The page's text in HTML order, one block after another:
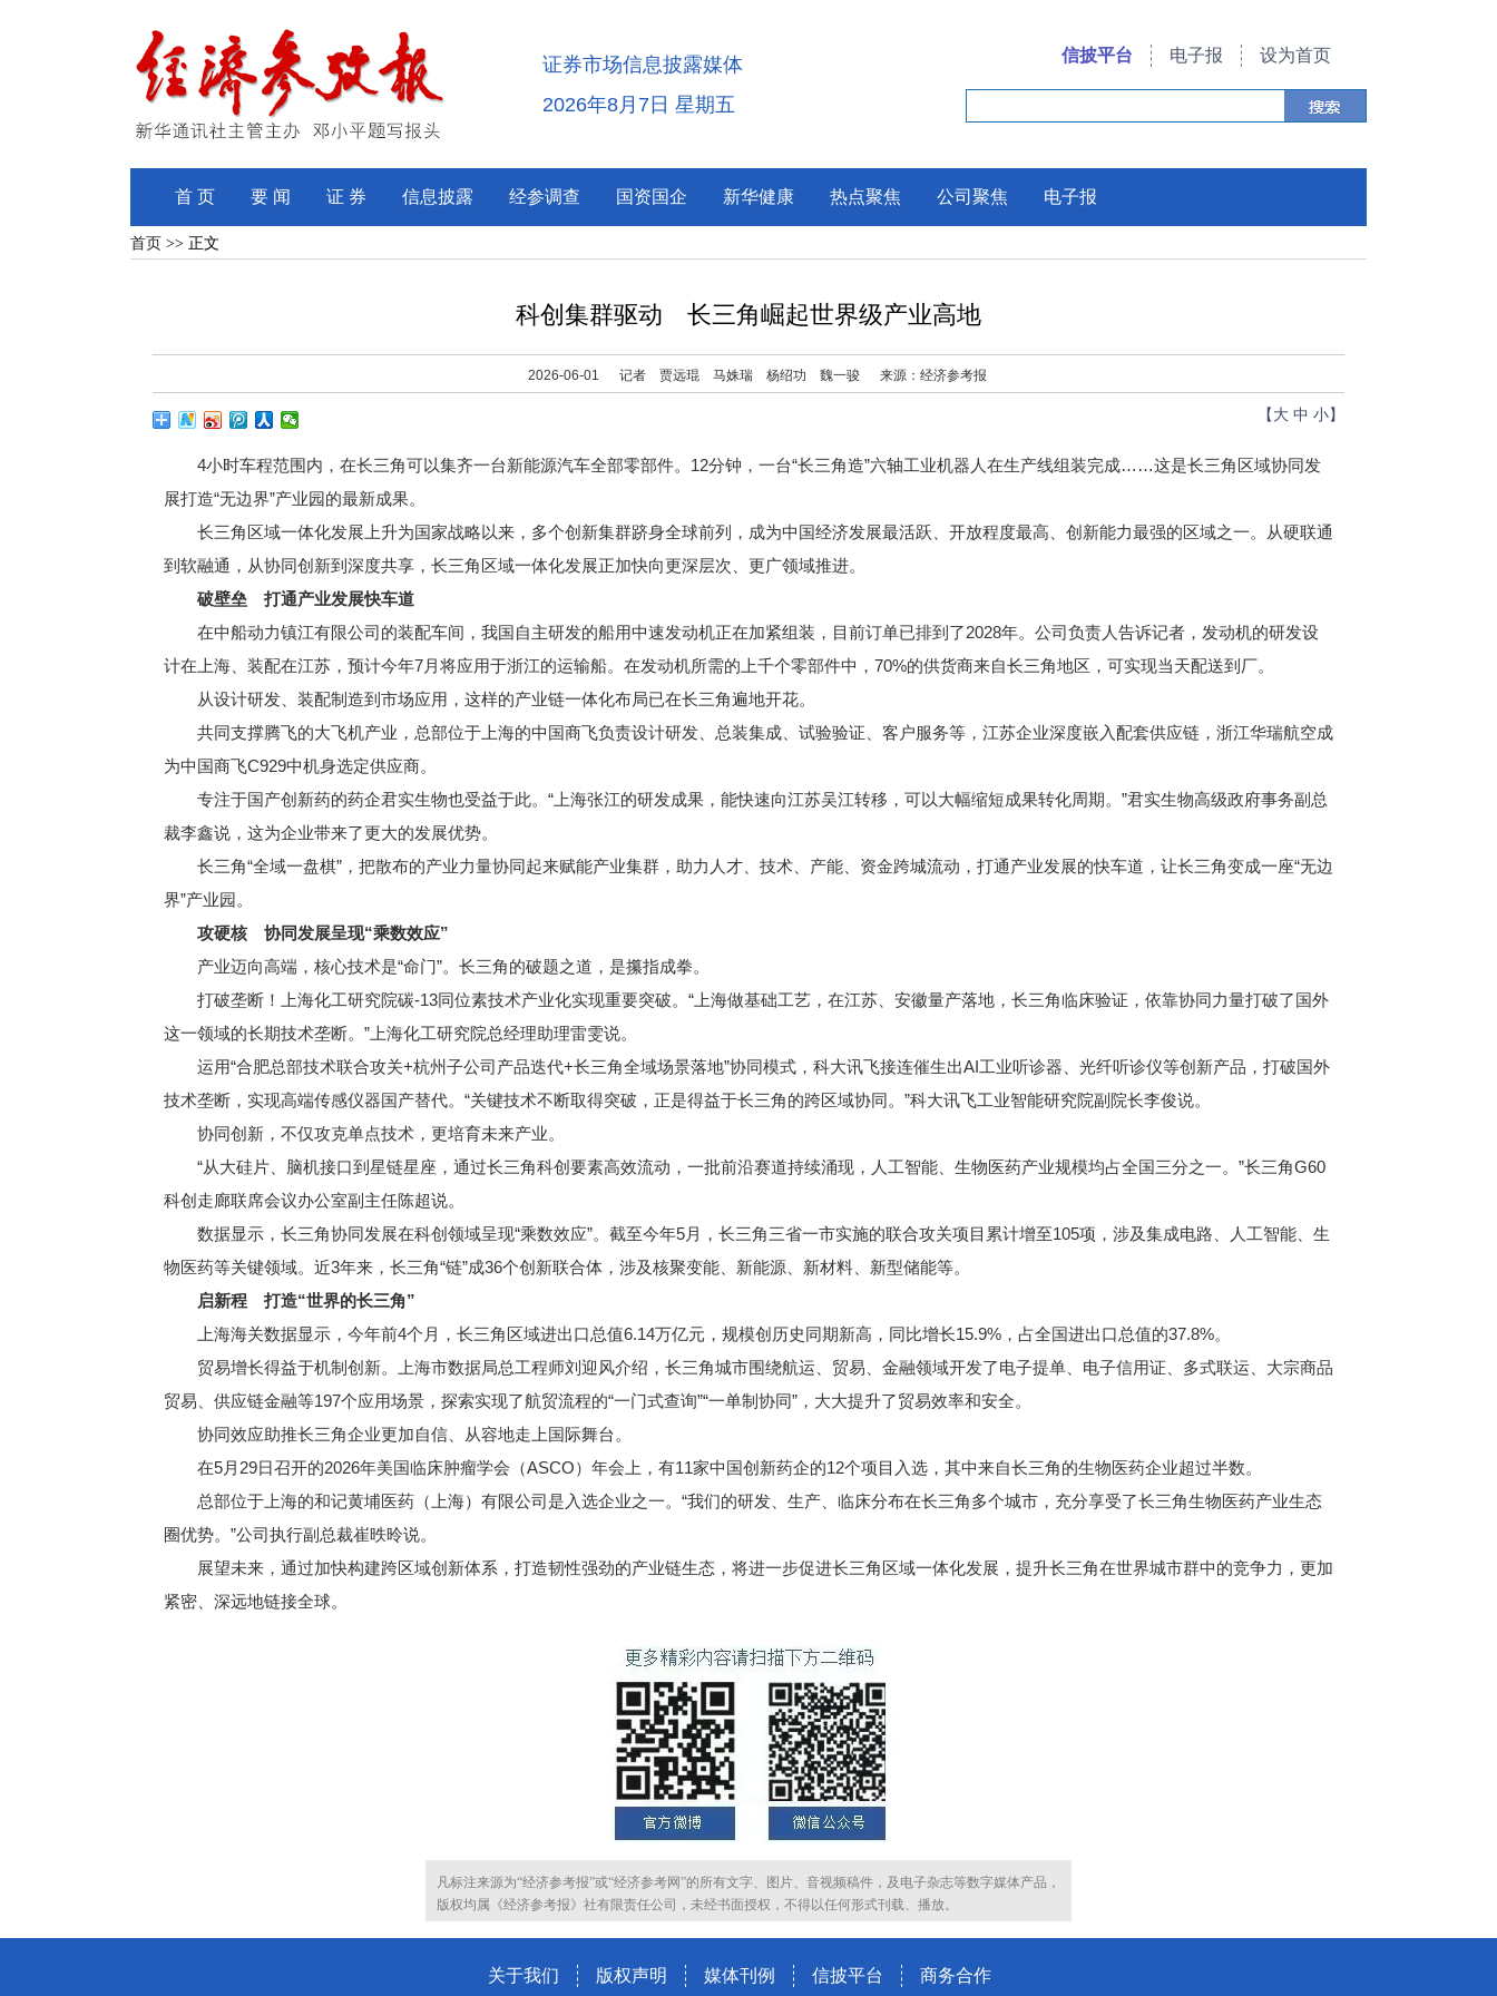
证券市场信息披露媒体
2026年8月7日 星期五
信披平台 电子报 设为首页
首 页 要 闻 证 券 信息披露 经参调查 国资国企 新华健康 热点聚焦 公司聚焦 电子报
首页 >> 正文
科创集群驱动 长三角崛起世界级产业高地
2026-06-01 记者 贾远琨 马姝瑞 杨绍功 魏一骏 来源：经济参考报
【 大 中 小】
4小时车程范围内，在长三角可以集齐一台新能源汽车全部零部件。12分钟，一台“长三角造”六轴工业机器人在生产线组装完成……这是长三角区域协同发
展打造“无边界”产业园的最新成果。
长三角区域一体化发展上升为国家战略以来，多个创新集群跻身全球前列，成为中国经济发展最活跃、开放程度最高、创新能力最强的区域之一。从硬联通
到软融通，从协同创新到深度共享，长三角区域一体化发展正加快向更深层次、更广领域推进。
破壁垒 打通产业发展快车道
在中船动力镇江有限公司的装配车间，我国自主研发的船用中速发动机正在加紧组装，目前订单已排到了2028年。公司负责人告诉记者，发动机的研发设
计在上海、装配在江苏，预计今年7月将应用于浙江的运输船。在发动机所需的上千个零部件中，70%的供货商来自长三角地区，可实现当天配送到厂。
从设计研发、装配制造到市场应用，这样的产业链一体化布局已在长三角遍地开花。
共同支撑腾飞的大飞机产业，总部位于上海的中国商飞负责设计研发、总装集成、试验验证、客户服务等，江苏企业深度嵌入配套供应链，浙江华瑞航空成
为中国商飞C929中机身选定供应商。
专注于国产创新药的药企君实生物也受益于此。“上海张江的研发成果，能快速向江苏吴江转移，可以大幅缩短成果转化周期。”君实生物高级政府事务副总
裁李鑫说，这为企业带来了更大的发展优势。
长三角“全域一盘棋”，把散布的产业力量协同起来赋能产业集群，助力人才、技术、产能、资金跨城流动，打通产业发展的快车道，让长三角变成一座“无边
界”产业园。
攻硬核 协同发展呈现“乘数效应”
产业迈向高端，核心技术是“命门”。长三角的破题之道，是攥指成拳。
打破垄断！上海化工研究院碳-13同位素技术产业化实现重要突破。“上海做基础工艺，在江苏、安徽量产落地，长三角临床验证，依靠协同力量打破了国外
这一领域的长期技术垄断。”上海化工研究院总经理助理雷雯说。
运用“合肥总部技术联合攻关+杭州子公司产品迭代+长三角全域场景落地”协同模式，科大讯飞接连催生出AI工业听诊器、光纤听诊仪等创新产品，打破国外
技术垄断，实现高端传感仪器国产替代。“关键技术不断取得突破，正是得益于长三角的跨区域协同。”科大讯飞工业智能研究院副院长李俊说。
协同创新，不仅攻克单点技术，更培育未来产业。
“从大硅片、脑机接口到星链星座，通过长三角科创要素高效流动，一批前沿赛道持续涌现，人工智能、生物医药产业规模均占全国三分之一。”长三角G60
科创走廊联席会议办公室副主任陈超说。
数据显示，长三角协同发展在科创领域呈现“乘数效应”。截至今年5月，长三角三省一市实施的联合攻关项目累计增至105项，涉及集成电路、人工智能、生
物医药等关键领域。近3年来，长三角“链”成36个创新联合体，涉及核聚变能、新能源、新材料、新型储能等。
启新程 打造“世界的长三角”
上海海关数据显示，今年前4个月，长三角区域进出口总值6.14万亿元，规模创历史同期新高，同比增长15.9%，占全国进出口总值的37.8%。
贸易增长得益于机制创新。上海市数据局总工程师刘迎风介绍，长三角城市围绕航运、贸易、金融领域开发了电子提单、电子信用证、多式联运、大宗商品
贸易、供应链金融等197个应用场景，探索实现了航贸流程的“一门式查询”“一单制协同”，大大提升了贸易效率和安全。
协同效应助推长三角企业更加自信、从容地走上国际舞台。
在5月29日召开的2026年美国临床肿瘤学会（ASCO）年会上，有11家中国创新药企的12个项目入选，其中来自长三角的生物医药企业超过半数。
总部位于上海的和记黄埔医药（上海）有限公司是入选企业之一。“我们的研发、生产、临床分布在长三角多个城市，充分享受了长三角生物医药产业生态
圈优势。”公司执行副总裁崔昳昤说。
展望未来，通过加快构建跨区域创新体系，打造韧性强劲的产业链生态，将进一步促进长三角区域一体化发展，提升长三角在世界城市群中的竞争力，更加
紧密、深远地链接全球。
凡标注来源为“经济参考报”或“经济参考网”的所有文字、图片、音视频稿件，及电子杂志等数字媒体产品，
版权均属《经济参考报》社有限责任公司，未经书面授权，不得以任何形式刊载、播放。
关于我们 版权声明 媒体刊例 信披平台 商务合作